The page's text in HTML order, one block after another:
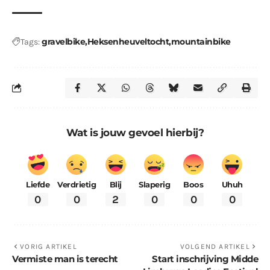
Tags:gravelbikeHeksenheuveltochtmountainbike
Wat is jouw gevoel hierbij?
Liefde
0
Verdrietig
0
Blij
2
Slaperig
0
Boos
0
Uhuh
0
VORIG ARTIKEL
Vermiste man is terecht
VOLGEND ARTIKEL
Start inschrijving Midde